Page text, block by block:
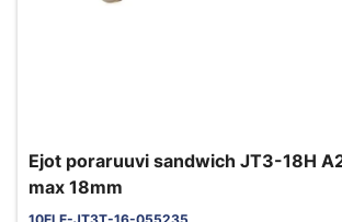
Ejot poraruuvi sandwich JT3-18H
max 18mm